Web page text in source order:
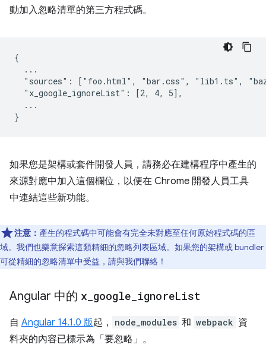
動加入忽略清單的第三方程式碼。
{
  ...
"sources": ["foo.html", "bar.css", "lib1.ts",
  "x_google_ignoreList": [2, 4, 5],
  ...
如果您是架構或套件開發人員，請務必在建構程序中產生的
來源對應中加入這個欄位，以便在 Chrome 開發人員工具
中連結這些新功能。
注意： 產生的程式碼中可能會有完全未對應至任何原始程式碼的區
域。我們也樂意探索這類精細的忽略列表區域。如果您的架構或 bundler
可從精細的忽略清單中受益，請與我們聯絡！
Angular 中的 x google ignoreList
自 Angular 14.1.0 版起， node_modules 和 webpack 資
料夾的內容已標示為「要忽略」 。